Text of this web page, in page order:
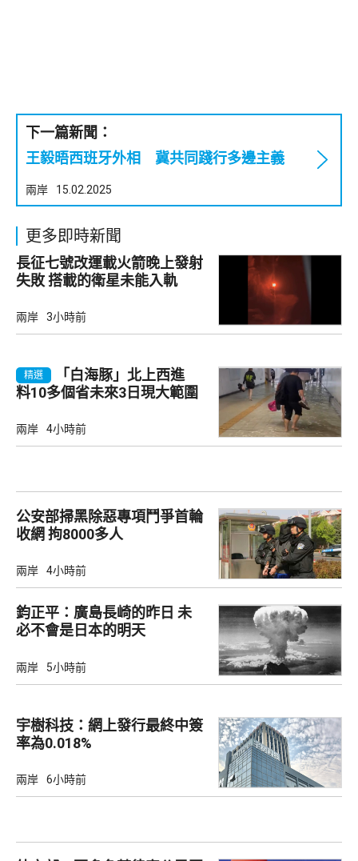
下一篇新聞：
王毅晤西班牙外相 冀共同踐行多邊主義
兩岸 15.02.2025
更多即時新聞
長征七號改運載火箭晚上發射
失敗 搭載的衛星未能入軌
兩岸 3小時前
精選
「白海豚」北上西進
料10多個省未來3日現大範圍
兩岸 4小時前
公安部掃黑除惡專項鬥爭首輪
收網 拘8000多人
兩岸 4小時前
鈞正平：廣島長崎的昨日 未
必不會是日本的明天
兩岸 5小時前
宇樹科技：網上發行最終中簽
率為0.018%
兩岸 6小時前